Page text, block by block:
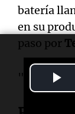
batería
en su
paso por
"Esa será